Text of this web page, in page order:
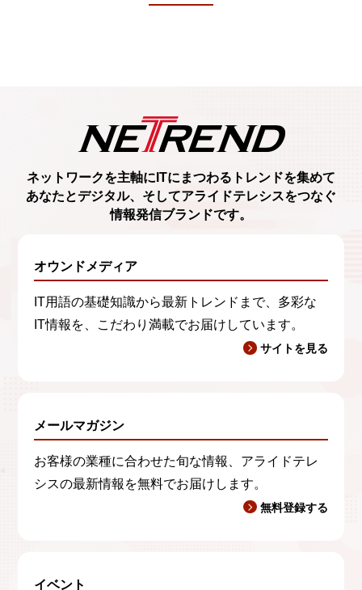
ネットワークを主軸に ITにまつわるトレンドを集めて
あなたとデジタル、 そしてアライドテレシスをつなぐ
情報発信ブランドです。
オウンドメディア
IT用語の基礎知識から最新トレンドまで、多彩な
IT情報を、こだわり満載でお届けしています。
サイトを見る
メールマガジン
お客様の業種に合わせた旬な情報、アライドテレ
シスの最新情報を無料でお届けします。
無料登録する
イベント